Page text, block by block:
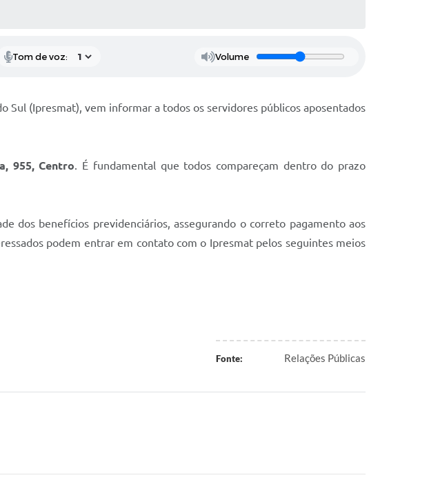
Tom de voz: Volume
(Ipresmat), vem informar a todos os servidores públicos aposentados
955, Centro. É fundamental que todos compareçam dentro do prazo
dos benefícios previdenciários, assegurando o correto pagamento aos
podem entrar em contato com o Ipresmat pelos seguintes meios
Fonte: Relações Públicas